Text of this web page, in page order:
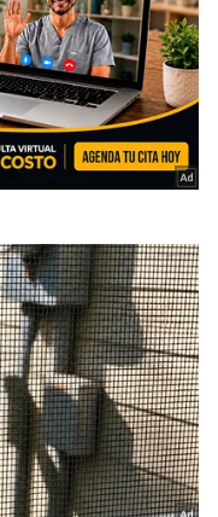
ತನ್ನ
ತಳ್ಳಿ
ಮಾದರಿಯ ಅಪರಾಧ
ಮತ್ತು
ಸಂಹಿತಾ
(ಕ್ರಿಮಿನಲ್
ಇಬ್ಬರೂ
ನ್ಯಾಯಾಲಯವು
ಒಪ್ಪಿಸಿದೆ.